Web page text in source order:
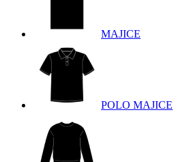
MAJICE
POLO MAJICE